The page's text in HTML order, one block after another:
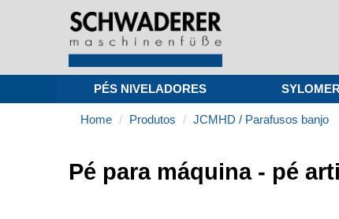
PÉS NIVELADORES
Home Produtos JCMHD / Parafusos banjo
Pé para máquina - pé